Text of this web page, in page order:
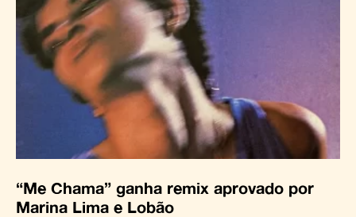
“Me Chama” ganha remix aprovado por
Marina Lima e Lobão